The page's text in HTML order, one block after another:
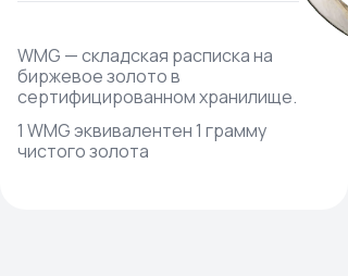
WMG — складская расписка на
биржевое золото в
сертифицированном хранилище.
1 WMG эквивалентен 1 грамму
чистого золота